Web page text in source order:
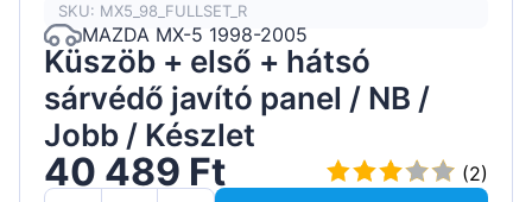
SKU: MX5_98_FULLSET_R
MAZDA MX-5 1998-2005
Küszöb + első + hátsó
sárvédő javító panel / NB /
Jobb / Készlet
40 489 Ft
(2)